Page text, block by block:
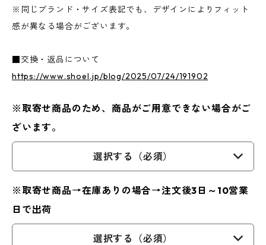
※同じブランド・サイズ表記でも、デザインによりフィット
感が異なる場合がございます。
■交換・返品について
https://www.shoel.jp/blog/2025/07/24/191902
※取寄せ商品のため、商品がご用意できない場合がご
ざいます。
選択する（必須）
※取寄せ商品→在庫ありの場合→注文後3日～10営業
日で出荷
選択する（必須）